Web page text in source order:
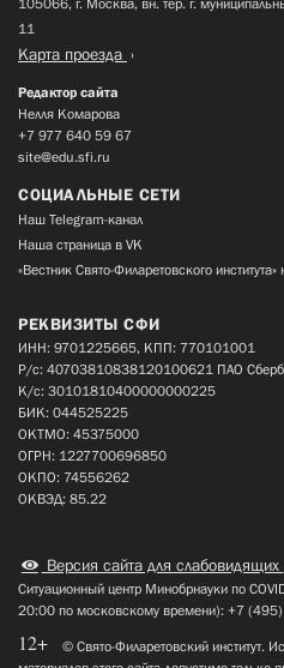
105066, г. Москва, вн. тер. г.
11
Карта проезда
Редактор сайта
Нелля Комарова
+7 977 640 59 67
site@edu.sfi.ru
СОЦИАЛЬНЫЕ СЕТИ
Наш Telegram-канал
Наша страница в VK
«Вестник Свято-Филаретовского
РЕКВИЗИТЫ СФИ
ИНН: 9701225665, КПП: 770101001
Р/с: 40703810838120100621 ПАО
К/с: 30101810400000000225
БИК: 044525225
ОКТМО: 45375000
ОГРН: 1227700696850
ОКПО: 74556262
ОКВЭД: 85.22
Версия сайта для слабовидящих
Ситуационный центр Минобрнауки по
20:00 по московскому времени): +7
12+
© Свято-Филаретовский институт.